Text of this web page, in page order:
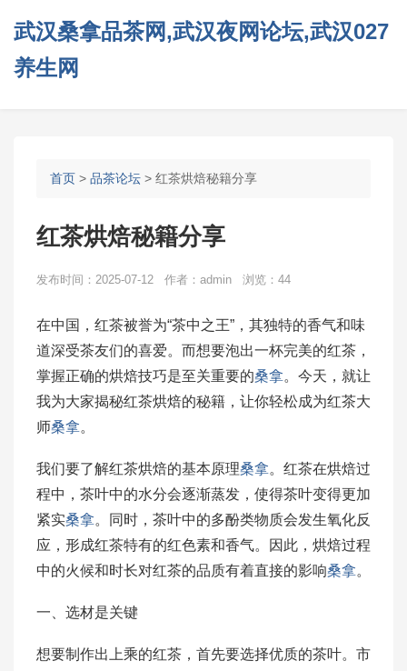
武汉桑拿品茶网,武汉夜网论坛,武汉027
养生网
首页 > 品茶论坛 > 红茶烘焙秘籍分享
红茶烘焙秘籍分享
发布时间：2025-07-12 作者：admin 浏览：44
在中国，红茶被誉为“茶中之王”，其独特的香气和味
道深受茶友们的喜爱。而想要泡出一杯完美的红茶，
掌握正确的烘焙技巧是至关重要的桑拿。今天，就让
我为大家揭秘红茶烘焙的秘籍，让你轻松成为红茶大
师桑拿。
我们要了解红茶烘焙的基本原理桑拿。红茶在烘焙过
程中，茶叶中的水分会逐渐蒸发，使得茶叶变得更加
紧实桑拿。同时，茶叶中的多酚类物质会发生氧化反
应，形成红茶特有的红色素和香气。因此，烘焙过程
中的火候和时长对红茶的品质有着直接的影响桑拿。
一、选材是关键
想要制作出上乘的红茶，首先要选择优质的茶叶。市